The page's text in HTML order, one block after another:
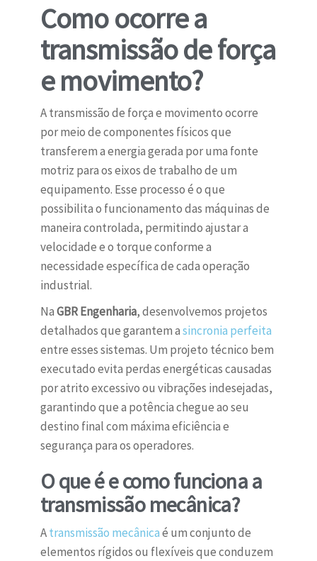
Como ocorre a
transmissão de força
e movimento?
A transmissão de força e movimento ocorre
por meio de componentes físicos que
transferem a energia gerada por uma fonte
motriz para os eixos de trabalho de um
equipamento. Esse processo é o que
possibilita o funcionamento das máquinas de
maneira controlada, permitindo ajustar a
velocidade e o torque conforme a
necessidade específica de cada operação
industrial.
NaGBR Engenharia, desenvolvemos projetos
detalhados que garantem asincronia perfeita
entre esses sistemas. Um projeto técnico bem
executado evita perdas energéticas causadas
por atrito excessivo ou vibrações indesejadas,
garantindo que a potência chegue ao seu
destino final com máxima eficiência e
segurança para os operadores.
O que é e como funciona a
transmissão mecânica?
Atransmissão mecânicaé um conjunto de
elementos rígidos ou flexíveis que conduzem